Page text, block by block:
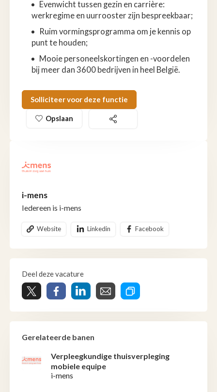
Evenwicht tussen gezin en carrière:
werkregime en uurrooster zijn bespreekbaar;
Ruim vormingsprogramma om je kennis op
punt te houden;
Mooie personeelskortingen en -voordelen
bij meer dan 3600 bedrijven in heel België.
Solliciteer voor deze functie
Opslaan
i-mens
Iedereen is i-mens
Website Linkedin Facebook
Deel deze vacature
Gerelateerde banen
Verpleegkundige thuisverpleging
mobiele equipe
i-mens